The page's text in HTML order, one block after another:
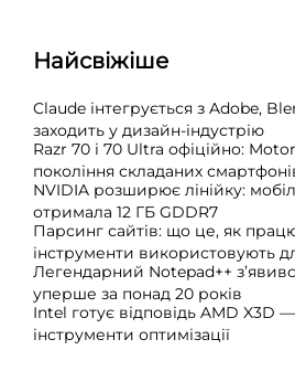
Найсвіжіше
Claude інтегрується з Adobe,
заходить у дизайн-індустрію
Razr 70 і 70 Ultra офіційно:
покоління складаних
NVIDIA розширює лінійку:
отримала 12 ГБ GDDR7
Парсинг сайтів: що це, як
інструменти використовують
Легендарний Notepad++
уперше за понад 20 років
Intel готує відповідь AMD X3D
інструменти оптимізації